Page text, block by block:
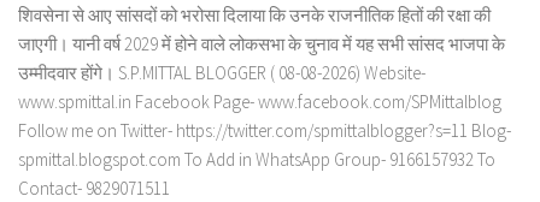
शिवसेना से आए सांसदों को भरोसा दिलाया कि उनके राजनीतिक हितों की रक्षा की
जाएगी। यानी वर्ष 2029 में होने वाले लोकसभा के चुनाव में यह सभी सांसद भाजपा के
उम्मीदवार होंगे। S.P.MITTAL BLOGGER ( 08-08-2026) Website-
www.spmittal.in Facebook Page- www.facebook.com/SPMittalblog
Follow me on Twitter- https://twitter.com/spmittalblogger?s=11 Blog-
spmittal.blogspot.com To Add in WhatsApp Group- 9166157932 To
Contact- 9829071511